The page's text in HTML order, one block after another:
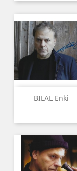
BILAL Enki